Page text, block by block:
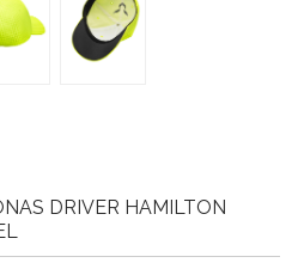
DRIVER HAMILTON